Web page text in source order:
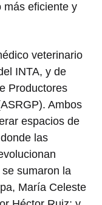
más eficiente y
veterinario
INTA, y de
Productores
Ambos
espacios de
las
sumaron la
María Celeste